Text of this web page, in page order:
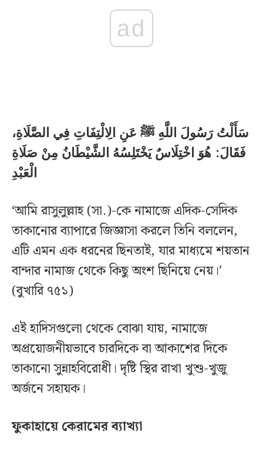
ad
سَأَلْتُ رَسُولَ اللَّهِ ﷺ عَنِ الِالْتِفَاتِ فِي الصَّلَاةِ،
فَقَالَ: هُوَ اخْتِلَاسٌ يَخْتَلِسُهُ الشَّيْطَانُ مِنْ صَلَاةِ
الْعَبْدِ
‘আমি রাসুলুল্লাহ (সা.)-কে নামাজে এদিক-সেদিক
তাকানোর ব্যাপারে জিজ্ঞাসা করলে তিনি বললেন,
এটি এমন এক ধরনের ছিনতাই, যার মাধ্যমে শয়তান
বান্দার নামাজ থেকে কিছু অংশ ছিনিয়ে নেয়।’
(বুখারি ৭৫১)
এই হাদিসগুলো থেকে বোঝা যায়, নামাজে
অপ্রয়োজনীয়ভাবে চারদিকে বা আকাশের দিকে
তাকানো সুন্নাহবিরোধী। দৃষ্টি স্থির রাখা খুশু-খুজু
অর্জনে সহায়ক।
ফুকাহায়ে কেরামের ব্যাখ্যা